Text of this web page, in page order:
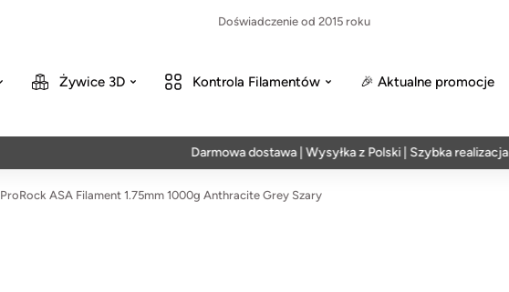
Doświadczenie od 2015 roku
Żywice 3D Kontrola Filamentów 🎉 Aktualne promocje
Darmowa dostawa | Wysyłka z Polski | Szybka realizacja w 24h
ProRock ASA Filament 1.75mm 1000g Anthracite Grey Szary